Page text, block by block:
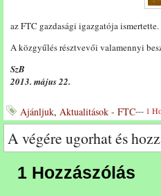
az FTC gazdasági igazgatója ismertette.
A közgyűlés résztvevői valamennyi
SzB
2013. május 22.
Ajánljuk, Aktualitások - FTC--- 1
A végére ugorhat és
1 Hozzászólás